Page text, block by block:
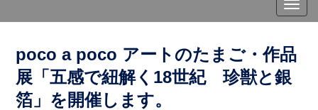
poco a poco アートのたまご・作品
展「五感で紐解く18世紀 珍獣と銀
箔」を開催します。